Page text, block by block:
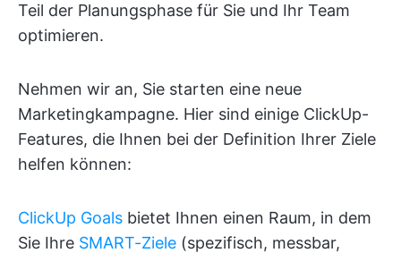
Teil der Planungsphase für Sie und Ihr Team
optimieren.
Nehmen wir an, Sie starten eine neue
Marketingkampagne. Hier sind einige ClickUp-
Features, die Ihnen bei der Definition Ihrer Ziele
helfen können:
ClickUp Goals bietet Ihnen einen Raum, in dem
Sie Ihre SMART-Ziele (spezifisch, messbar,